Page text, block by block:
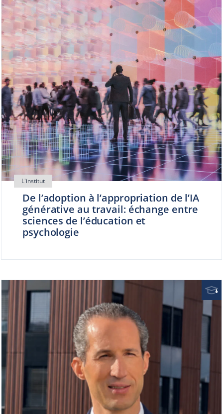
De l’adoption à l’appropriation de l’IA
générative au travail: échange entre
sciences de l’éducation et
psychologie